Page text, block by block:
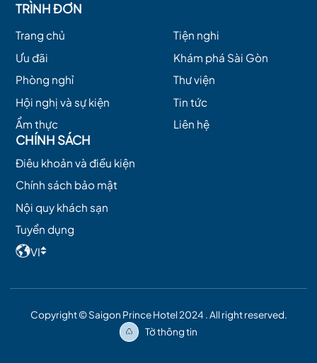
TRÌNH ĐƠN
Trang chủ
Tiện nghi
Ưu đãi
Khám phá Sài Gòn
Phòng nghỉ
Thư viện
Hội nghị và sự kiện
Tin tức
Ẩm thực
Liên hệ
CHÍNH SÁCH
Điêu khoản và điều kiện
Chính sách bảo mật
Nội quy khách sạn
Tuyển dụng
VI
Copyright © Saigon Prince Hotel 2024 . All right reserved.
Tờ thông tin